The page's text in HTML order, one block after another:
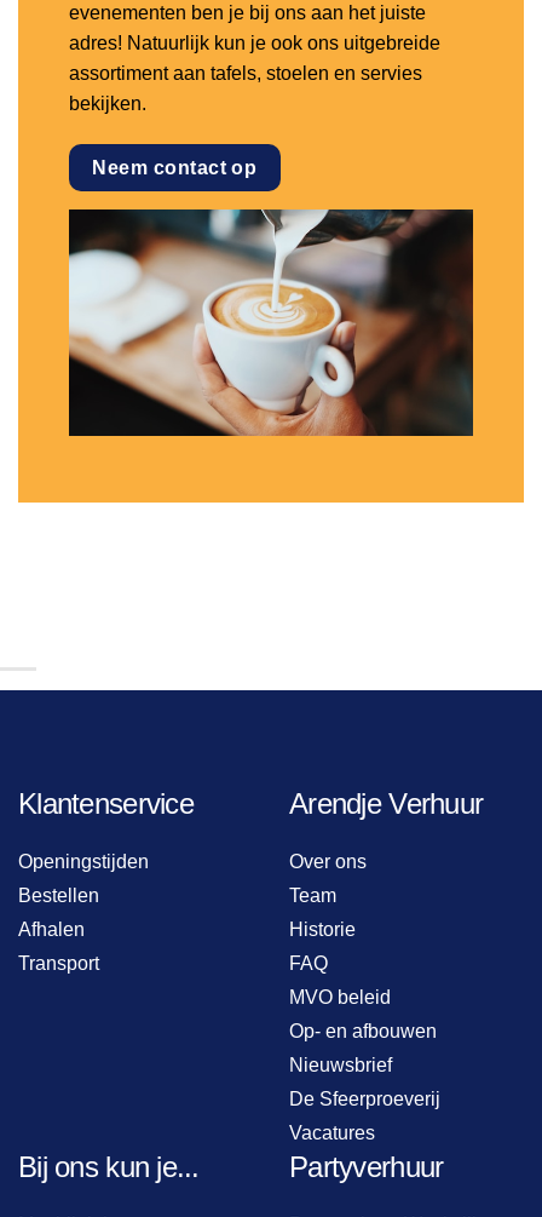
evenementen ben je bij ons aan het juiste
adres! Natuurlijk kun je ook ons uitgebreide
assortiment aan tafels, stoelen en servies
bekijken.
Neem contact op
Klantenservice
Openingstijden
Bestellen
Afhalen
Transport
Arendje Verhuur
Over ons
Team
Historie
FAQ
MVO beleid
Op- en afbouwen
Nieuwsbrief
De Sfeerproeverij
Vacatures
Bij ons kun je... Partyverhuur